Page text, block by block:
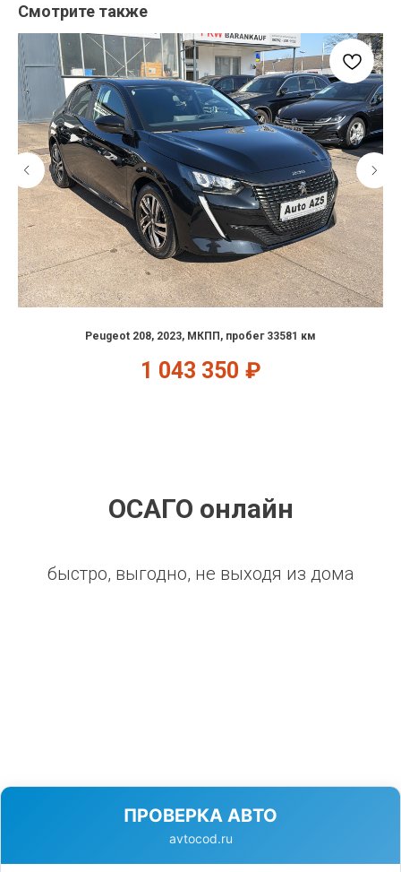
Смотрите также
Peugeot 208, 2023, МКПП, пробег 33581 км
1 043 350 ₽
ОСАГО онлайн
быстро, выгодно, не выходя из дома
ПРОВЕРКА АВТО
avtocod.ru